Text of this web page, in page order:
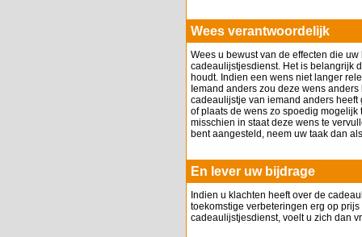
Wees verantwoordelijk
Wees u bewust van de effecten die
cadeaulijstjesdienst. Het is belangrijk
houdt. Indien een wens niet langer
Iemand anders zou deze wens
cadeaulijstje van iemand anders
of plaats de wens zo spoedig
misschien in staat deze wens te
bent aangesteld, neem uw taak dan
En lever uw bijdrage
Indien u klachten heeft over de
toekomstige verbeteringen erg op
cadeaulijstjesdienst, voelt u zich dan